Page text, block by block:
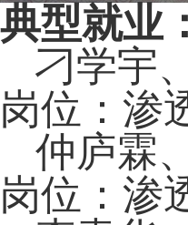
典型就业：
刁学宇
岗位：渗
仲庐霖
岗位：渗